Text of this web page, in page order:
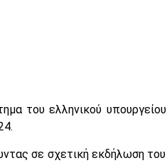
του ελληνικού υπουργείου
σε σχετική εκδήλωση του